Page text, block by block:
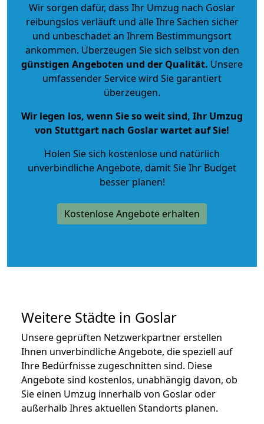
Wir sorgen dafür, dass Ihr Umzug nach Goslar
reibungslos verläuft und alle Ihre Sachen sicher
und unbeschadet an Ihrem Bestimmungsort
ankommen. Überzeugen Sie sich selbst von den
günstigen Angeboten und der Qualität. Unsere
umfassender Service wird Sie garantiert
überzeugen.
Wir legen los, wenn Sie so weit sind, Ihr Umzug
von Stuttgart nach Goslar wartet auf Sie!
Holen Sie sich kostenlose und natürlich
unverbindliche Angebote, damit Sie Ihr Budget
besser planen!
Kostenlose Angebote erhalten
Weitere Städte in Goslar
Unsere geprüften Netzwerkpartner erstellen
Ihnen unverbindliche Angebote, die speziell auf
Ihre Bedürfnisse zugeschnitten sind. Diese
Angebote sind kostenlos, unabhängig davon, ob
Sie einen Umzug innerhalb von Goslar oder
außerhalb Ihres aktuellen Standorts planen.